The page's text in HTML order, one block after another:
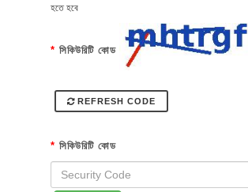
হতে হবে
* সিকিউরিটি কোড
REFRESH CODE
* সিকিউরিটি কোড